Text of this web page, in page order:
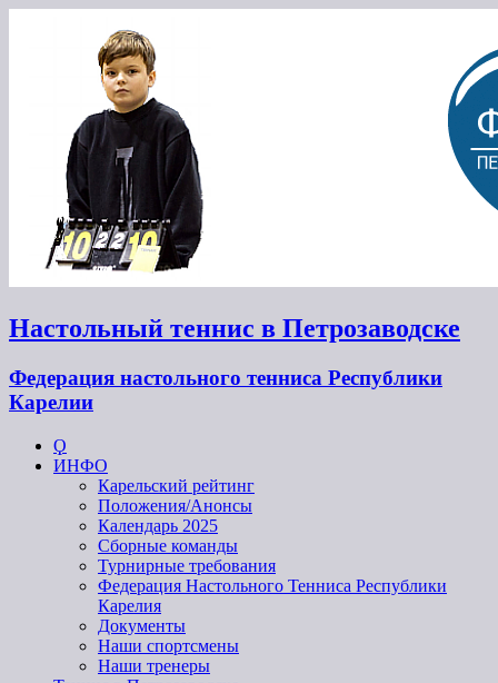
Настольный теннис в Петрозаводске
Федерация настольного тенниса Республики
Карелии
Ϙ
ИНФО
Карельский рейтинг
Положения/Анонсы
Календарь 2025
Сборные команды
Турнирные требования
Федерация Настольного Тенниса Республики
Карелия
Документы
Наши спортсмены
Наши тренеры